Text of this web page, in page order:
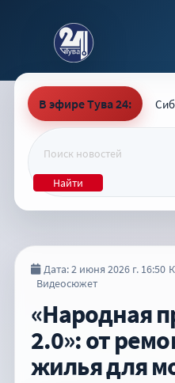
В эфире Тува 24:
Найти
Дата: 2 июня 2026 г. 16:50
Видеосюжет
«Народная
2.0»: от
жилья для